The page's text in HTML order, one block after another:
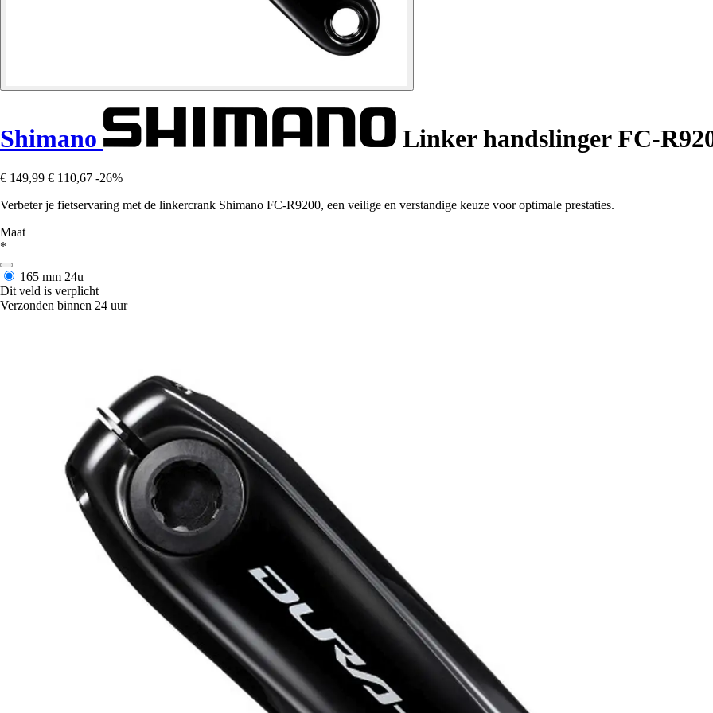
Shimano Linker handslinger FC-
€ 149,99 € 110,67 -26%
Verbeter je fietservaring met de linkercrank Shimano FC-R9200, een veilige en verstandige keuze voor optimale prestaties.
Maat
*
165 mm 24u
Dit veld is verplicht
Verzonden binnen 24 uur